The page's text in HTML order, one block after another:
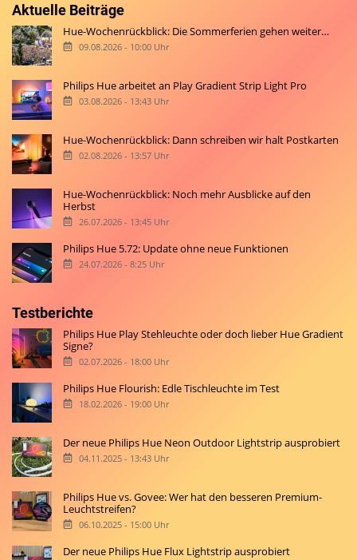
Aktuelle Beiträge
Hue-Wochenrückblick: Die Sommerferien gehen weiter…
09.08.2026 - 10:00 Uhr
Philips Hue arbeitet an Play Gradient Strip Light Pro
03.08.2026 - 13:43 Uhr
Hue-Wochenrückblick: Dann schreiben wir halt Postkarten
02.08.2026 - 13:57 Uhr
Hue-Wochenrückblick: Noch mehr Ausblicke auf den
Herbst
26.07.2026 - 13:45 Uhr
Philips Hue 5.72: Update ohne neue Funktionen
24.07.2026 - 8:25 Uhr
Testberichte
Philips Hue Play Stehleuchte oder doch lieber Hue Gradient
Signe?
02.07.2026 - 18:00 Uhr
Philips Hue Flourish: Edle Tischleuchte im Test
18.02.2026 - 19:00 Uhr
Der neue Philips Hue Neon Outdoor Lightstrip ausprobiert
04.11.2025 - 13:43 Uhr
Philips Hue vs. Govee: Wer hat den besseren Premium-
Leuchtstreifen?
06.10.2025 - 15:00 Uhr
Der neue Philips Hue Flux Lightstrip ausprobiert